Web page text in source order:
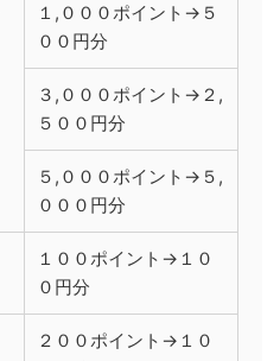
１,０００ポイント→５
００円分
３,０００ポイント→２,
５００円分
５,０００ポイント→５,
０００円分
１００ポイント→１０
０円分
２００ポイント→１０